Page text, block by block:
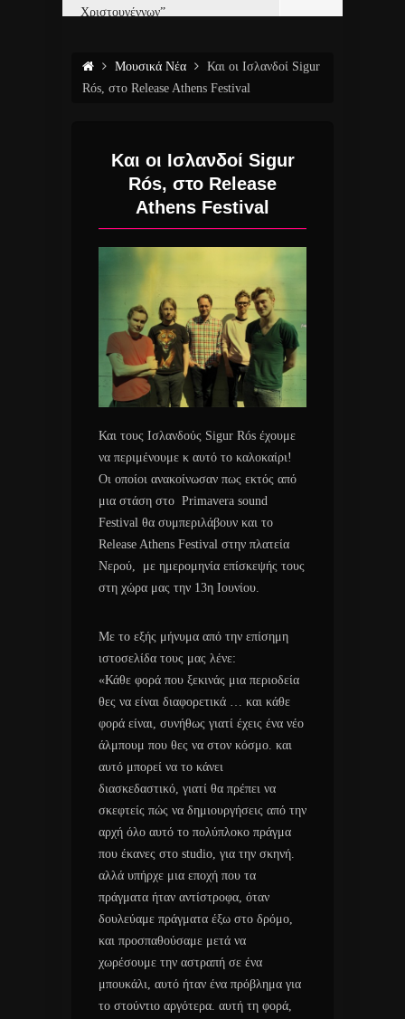
Χριστουγέννων”
Μουσικά Νέα
Και οι Ισλανδοί Sigur
Rós, στο Release Athens Festival
Και οι Ισλανδοί Sigur
Rós, στο Release
Athens Festival
Και τους Ισλανδούς Sigur Rós έχουμε
να περιμένουμε κ αυτό το καλοκαίρι!
Οι οποίοι ανακοίνωσαν πως εκτός από
μια στάση στο Primavera sound
Festival θα συμπεριλάβουν και το
Release Athens Festival στην πλατεία
Νερού, με ημερομηνία επίσκεψής τους
στη χώρα μας την 13η Ιουνίου.
Με το εξής μήνυμα από την επίσημη
ιστοσελίδα τους μας λένε:
«Κάθε φορά που ξεκινάς μια περιοδεία
θες να είναι διαφορετικά … και κάθε
φορά είναι, συνήθως γιατί έχεις ένα νέο
άλμπουμ που θες να στον κόσμο. και
αυτό μπορεί να το κάνει
διασκεδαστικό, γιατί θα πρέπει να
σκεφτείς πώς να δημιουργήσεις από την
αρχή όλο αυτό το πολύπλοκο πράγμα
που έκανες στο studio, για την σκηνή.
αλλά υπήρχε μια εποχή που τα
πράγματα ήταν αντίστροφα, όταν
δουλεύαμε πράγματα έξω στο δρόμο,
και προσπαθούσαμε μετά να
χωρέσουμε την αστραπή σε ένα
μπουκάλι, αυτό ήταν ένα πρόβλημα για
το στούντιο αργότερα. αυτή τη φορά,